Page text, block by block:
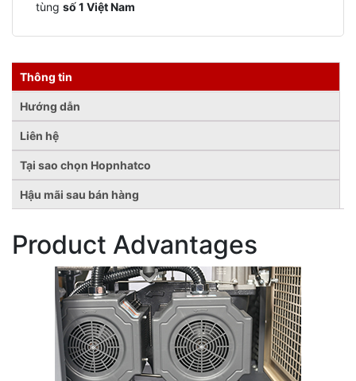
Hopnhaco.com cung cấp những giải pháp tối ưu
Thông tin
Hướng dẫn
Liên hệ
Hậu mãi sau bán hàng
Product Advantages